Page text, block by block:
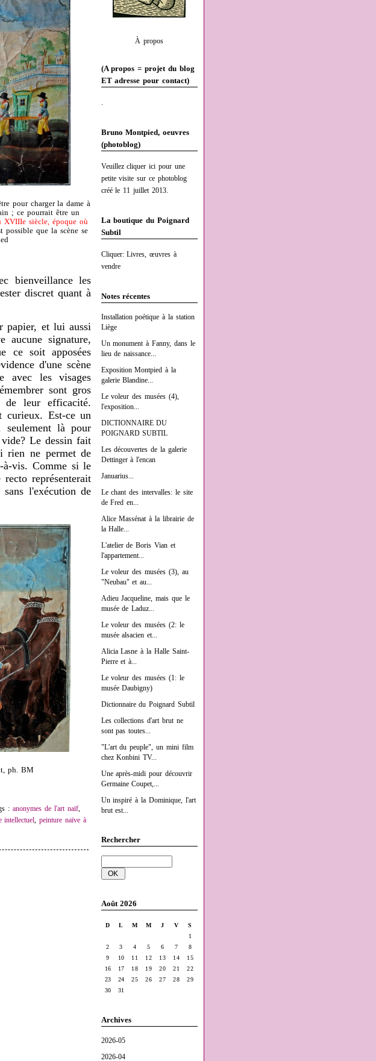
À propos
(A propos = projet du blog
ET adresse pour contact)
.
Bruno Montpied, oeuvres
(photoblog)
Veuillez cliquer ici pour une
petite visite sur ce photoblog
créé le 11 juillet 2013.
La boutique du Poignard
Subtil
Cliquer: Livres, œuvres à
vendre
Notes récentes
Installation poétique à la station
Liège
Un monument à Fanny, dans le
lieu de naissance...
Exposition Montpied à la
galerie Blandine...
Le voleur des musées (4),
l'exposition...
DICTIONNAIRE DU
POIGNARD SUBTIL
Les découvertes de la galerie
Dettinger à l'encan
Januarius...
Le chant des intervalles: le site
de Fred en...
Alice Massénat à la librairie de
la Halle...
L'atelier de Boris Vian et
l'appartement...
Le voleur des musées (3), au
"Neubau" et au...
Adieu Jacqueline, mais que le
musée de Laduz...
Le voleur des musées (2: le
musée alsacien et...
Alicia Lasne à la Halle Saint-
Pierre et à...
Le voleur des musées (1: le
musée Daubigny)
Dictionnaire du Poignard Subtil
Les collections d'art brut ne
sont pas toutes...
"L'art du peuple", un mini film
chez Konbini TV...
Une après-midi pour découvrir
Germaine Coupet,...
Un inspiré à la Dominique, l'art
brut est...
Rechercher
Août 2026
D L M M J V
S
1
2
3 4 5 6 7
8
9
10 11 12 13 14
15
16
17 18 19 20 21
22
23
24 25 26 27 28
29
30
31
Archives
2026-05
2026-04
pour charger la dame à
; ce pourrait être un
XVIIIe siècle, époque où
possible que la scène se
les
discret quant à
papier, et lui aussi
signature,
ce soit apposées
d'une scène
avec les visages
sont gros
de leur efficacité.
curieux. Est-ce un
seulement là pour
Le dessin fait
rien ne permet de
à-vis. Comme si le
représenterait
l'exécution de
ph. BM
: anonymes de l'art naïf,
intellectuel,peinture naïve à